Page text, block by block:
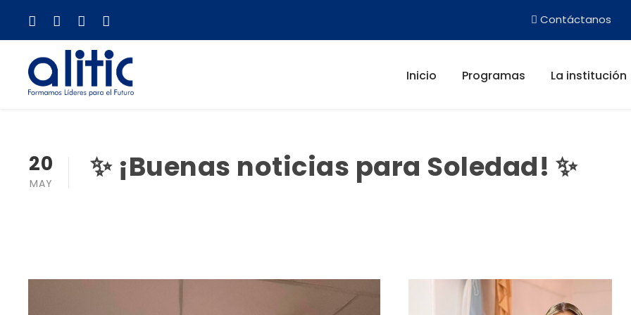
Contáctanos
Inicio Programas La institución
20
MAY ✨ ¡Buenas noticias para Soledad! ✨